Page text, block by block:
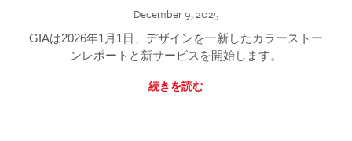
December 9, 2025
GIAは2026年1月1日、デザインを一新したカラーストー
ンレポートと新サービスを開始します。
続きを読む